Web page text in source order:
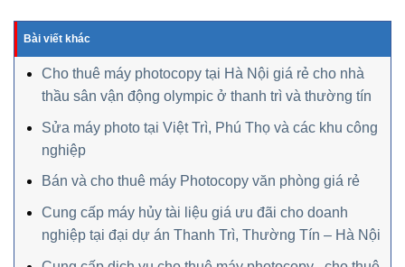
Bài viết khác
Cho thuê máy photocopy tại Hà Nội giá rẻ cho nhà
thầu sân vận động olympic ở thanh trì và thường tín
Sửa máy photo tại Việt Trì, Phú Thọ và các khu công
nghiệp
Bán và cho thuê máy Photocopy văn phòng giá rẻ
Cung cấp máy hủy tài liệu giá ưu đãi cho doanh
nghiệp tại đại dự án Thanh Trì, Thường Tín – Hà Nội